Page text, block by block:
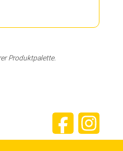
Produktpalette.